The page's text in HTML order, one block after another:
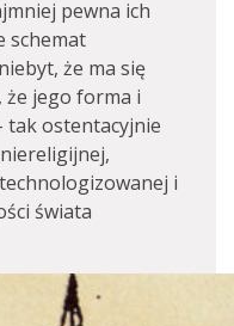
pewna ich
schemat
że ma się
że jego forma i
tak ostentacyjnie
i
świata